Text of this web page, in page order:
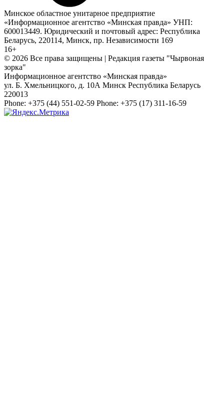
Минское областное унитарное предприятие
«Информационное агентство «Минская правда» УНП:
600013449. Юридический и почтовый адрес: Республика
Беларусь, 220114, Минск, пр. Независимости 169
16+
© 2026 Все права защищены | Редакция газеты "Чырвоная
зорка"
Информационное агентство «Минская правда»
ул. Б. Хмельницкого, д. 10А Минск Республика Беларусь
220013
Phone: +375 (44) 551-02-59 Phone: +375 (17) 311-16-59